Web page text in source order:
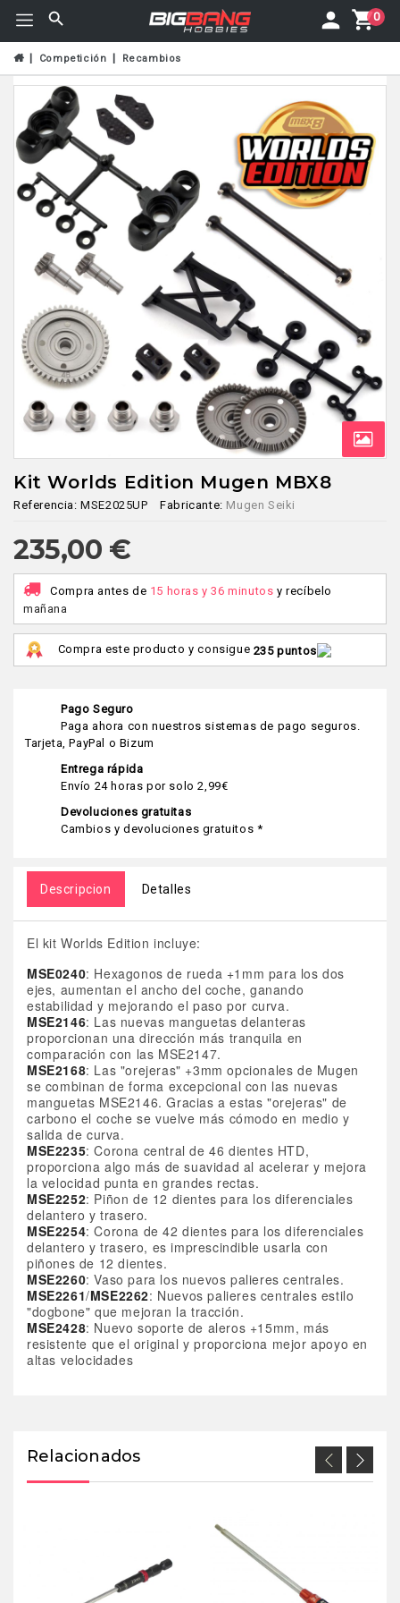
0
Competición Recambios
Kit Worlds Edition Mugen MBX8
Referencia: MSE2025UP Fabricante: Mugen Seiki
235,00 €
Compra antes de 15 horas y 36 minutos y recíbelo
mañana
Compra este producto y consigue 235 puntos
Pago Seguro
Paga ahora con nuestros sistemas de pago seguros.
Tarjeta, PayPal o Bizum
Entrega rápida
Envío 24 horas por solo 2,99€
Devoluciones gratuitas
Cambios y devoluciones gratuitos *
Descripcion Detalles
El kit Worlds Edition incluye:
MSE0240: Hexagonos de rueda +1mm para los dos
ejes, aumentan el ancho del coche, ganando
estabilidad y mejorando el paso por curva.
MSE2146: Las nuevas manguetas delanteras
proporcionan una dirección más tranquila en
comparación con las MSE2147.
MSE2168: Las "orejeras" +3mm opcionales de Mugen
se combinan de forma excepcional con las nuevas
manguetas MSE2146. Gracias a estas "orejeras" de
carbono el coche se vuelve más cómodo en medio y
salida de curva.
MSE2235: Corona central de 46 dientes HTD,
proporciona algo más de suavidad al acelerar y mejora
la velocidad punta en grandes rectas.
MSE2252: Piñon de 12 dientes para los diferenciales
delantero y trasero.
MSE2254: Corona de 42 dientes para los diferenciales
delantero y trasero, es imprescindible usarla con
piñones de 12 dientes.
MSE2260: Vaso para los nuevos palieres centrales.
MSE2261/MSE2262: Nuevos palieres centrales estilo
"dogbone" que mejoran la tracción.
MSE2428: Nuevo soporte de aleros +15mm, más
resistente que el original y proporciona mejor apoyo en
altas velocidades
Relacionados